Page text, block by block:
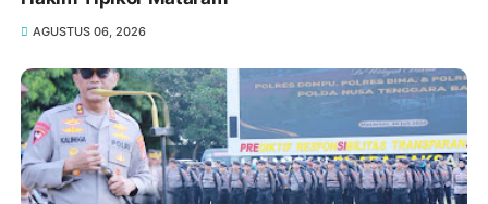
AGUSTUS 06, 2026